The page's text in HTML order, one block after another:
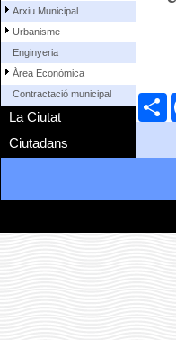
Arxiu Municipal
Urbanisme
Enginyeria
Àrea Econòmica
Contractació municipal
La Ciutat
Ciutadans